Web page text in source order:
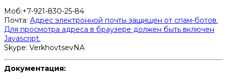
Моб:+7-921-830-25-84
Почта: Адрес электронной почты защищен от спам-ботов.
Для просмотра адреса в браузере должен быть включен
Javascript.
Skype: VerkhovtsevNA
Документация: